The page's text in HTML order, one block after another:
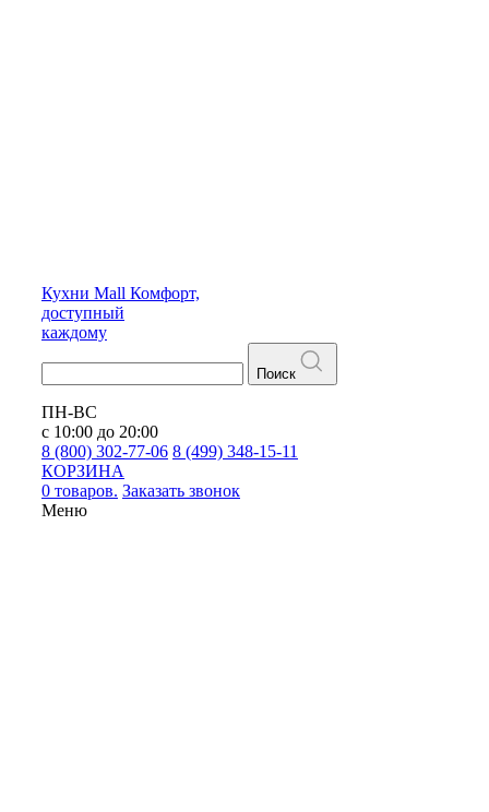
Кухни Mall Комфорт,
доступный
каждому
Поиск
ПН-ВС
с 10:00 до 20:00
8 (800) 302-77-06 8 (499) 348-15-11
КОРЗИНА
0 товаров. Заказать звонок
Меню